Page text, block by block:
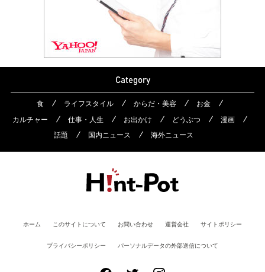
Category
食 ライフスタイル からだ・美容
お金
カルチャー
仕事・人生 お出かけ どうぶつ
漫画
話題
国内ニュース 海外ニュース
ホーム このサイトについて お問い合わせ 運営会社 サイトポリシー
プライバシーポリシー パーソナルデータの外部送信について